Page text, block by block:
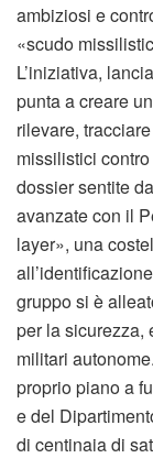
ambiziosi e
«scudo
L’iniziativa,
punta a creare
rilevare,
missilistici
dossier sentite
avanzate con il
layer», una
gruppo si è
per la sicurezza,
militari
proprio piano a
e del
di centinaia di